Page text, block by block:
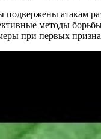
подвержены атакам
методы
при первых